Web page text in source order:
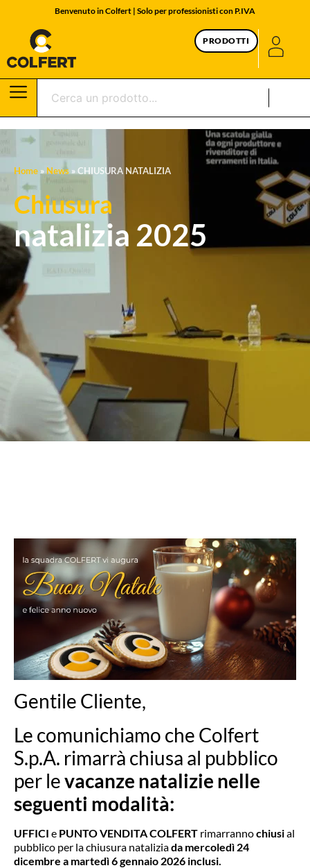
Benvenuto in Colfert | Solo per professionisti con P.IVA
PRODOTTI
Home » News »CHIUSURA NATALIZIA
Chiusura
natalizia 2025
Gentile Cliente,
Le comunichiamo che Colfert
S.p.A. rimarrà chiusa al pubblico
per levacanze natalizie nelle
seguenti modalità:
UFFICI e PUNTO VENDITA COLFERT rimarrannochiusial
pubblico per la chiusura nataliziada mercoledì 24
dicembre a martedì 6 gennaio 2026 inclusi.